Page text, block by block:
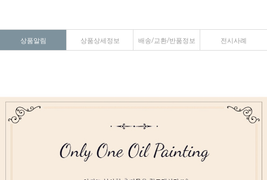
상품알림 상품상세정보 배송/교환/반품정보 전시사례